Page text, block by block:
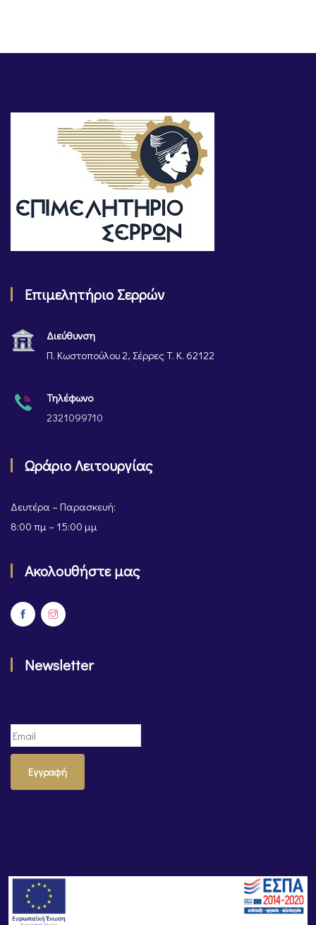
Επιμελητήριο Σερρών
Διεύθυνση
Π. Κωστοπούλου 2, Σέρρες Τ. Κ. 62122
Τηλέφωνο
2321099710
Ωράριο Λειτουργίας
Δευτέρα – Παρασκευή:
8:00 πμ – 15:00 μμ
Ακολουθήστε μας
Newsletter
Εγγραφή